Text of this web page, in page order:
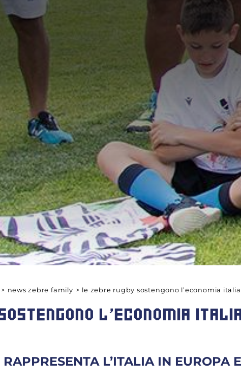
> news zebre family > le zebre rugby sostengono l’economia
L’ECONOMIA
L’ITALIA IN EUROPA